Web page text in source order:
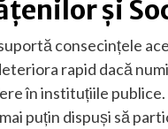
și
consecințele
rapid dacă
în instituțiile
puțin dispuși să